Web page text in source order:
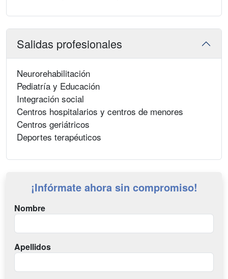
Salidas profesionales
Neurorehabilitación
Pediatría y Educación
Integración social
Centros hospitalarios y centros de menores
Centros geriátricos
Deportes terapéuticos
¡Infórmate ahora sin compromiso!
Nombre
Apellidos